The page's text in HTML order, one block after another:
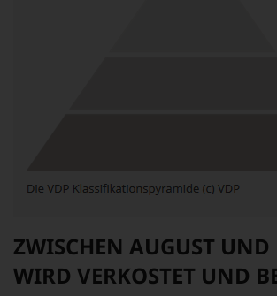
ZWISCHEN AUGUST UND
WIRD VERKOSTET UND